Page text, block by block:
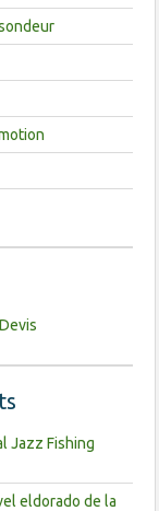
Jazz Fishing
eldorado de la